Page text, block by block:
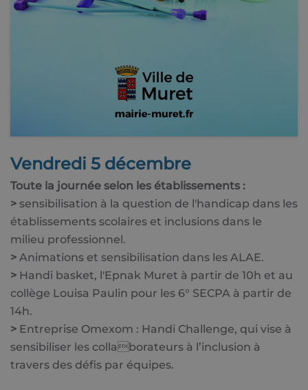
Vendredi 5 décembre
Toute la journée selon les établissements :
> sensibilisation à la question de l'handicap dans les
établissements scolaires et inclusions dans le
milieu professionnel.
> Animations et sensibilisation dans les ALAE.
> Handi basket, l'Epnak Muret à partir de 10h et au
collège Louisa Paulin pour les 6° SECPA à partir de
14h.
> Entreprise Omexom : Handi Challenge, qui vise à
sensibiliser les collaborateurs à l’inclusion à
travers des défis par équipes.